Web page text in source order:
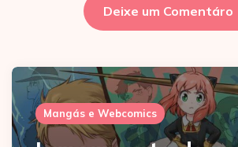
Deixe um Comentáro
Mangás e Webcomics